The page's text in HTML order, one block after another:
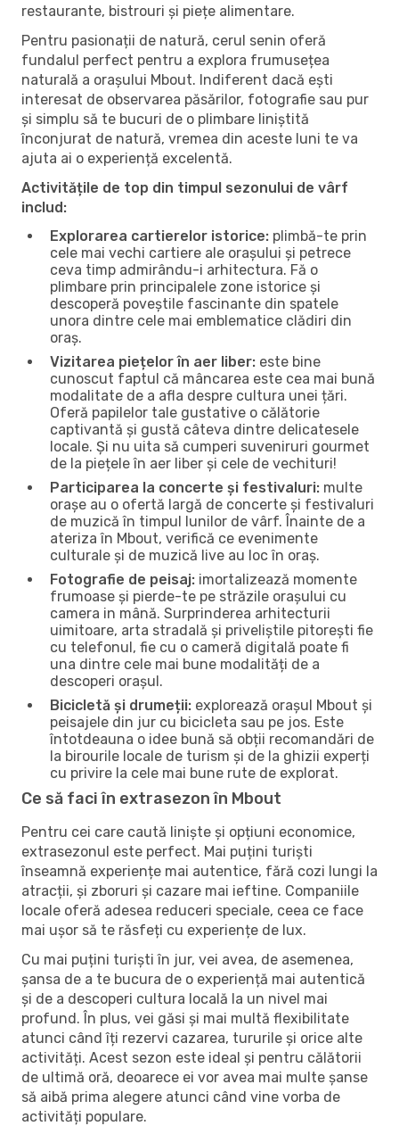
restaurante, bistrouri și piețe alimentare.
Pentru pasionații de natură, cerul senin oferă
fundalul perfect pentru a explora frumusețea
naturală a orașului Mbout. Indiferent dacă ești
interesat de observarea păsărilor, fotografie sau pur
și simplu să te bucuri de o plimbare liniștită
înconjurat de natură, vremea din aceste luni te va
ajuta ai o experiență excelentă.
Activitățile de top din timpul sezonului de vârf
includ:
Explorarea cartierelor istorice: plimbă-te prin
cele mai vechi cartiere ale orașului și petrece
ceva timp admirându-i arhitectura. Fă o
plimbare prin principalele zone istorice și
descoperă poveștile fascinante din spatele
unora dintre cele mai emblematice clădiri din
oraș.
Vizitarea piețelor în aer liber: este bine
cunoscut faptul că mâncarea este cea mai bună
modalitate de a afla despre cultura unei țări.
Oferă papilelor tale gustative o călătorie
captivantă și gustă câteva dintre delicatesele
locale. Și nu uita să cumperi suveniruri gourmet
de la piețele în aer liber și cele de vechituri!
Participarea la concerte și festivaluri: multe
orașe au o ofertă largă de concerte și festivaluri
de muzică în timpul lunilor de vârf. Înainte de a
ateriza în Mbout, verifică ce evenimente
culturale și de muzică live au loc în oraș.
Fotografie de peisaj: imortalizează momente
frumoase și pierde-te pe străzile orașului cu
camera in mână. Surprinderea arhitecturii
uimitoare, arta stradală și priveliștile pitorești fie
cu telefonul, fie cu o cameră digitală poate fi
una dintre cele mai bune modalități de a
descoperi orașul.
Bicicletă și drumeții: explorează orașul Mbout și
peisajele din jur cu bicicleta sau pe jos. Este
întotdeauna o idee bună să obții recomandări de
la birourile locale de turism și de la ghizii experți
cu privire la cele mai bune rute de explorat.
Ce să faci în extrasezon în Mbout
Pentru cei care caută liniște și opțiuni economice,
extrasezonul este perfect. Mai puțini turiști
înseamnă experiențe mai autentice, fără cozi lungi la
atracții, și zboruri și cazare mai ieftine. Companiile
locale oferă adesea reduceri speciale, ceea ce face
mai ușor să te răsfeți cu experiențe de lux.
Cu mai puțini turiști în jur, vei avea, de asemenea,
șansa de a te bucura de o experiență mai autentică
și de a descoperi cultura locală la un nivel mai
profund. În plus, vei găsi și mai multă flexibilitate
atunci când îți rezervi cazarea, tururile și orice alte
activități. Acest sezon este ideal și pentru călătorii
de ultimă oră, deoarece ei vor avea mai multe șanse
să aibă prima alegere atunci când vine vorba de
activități populare.